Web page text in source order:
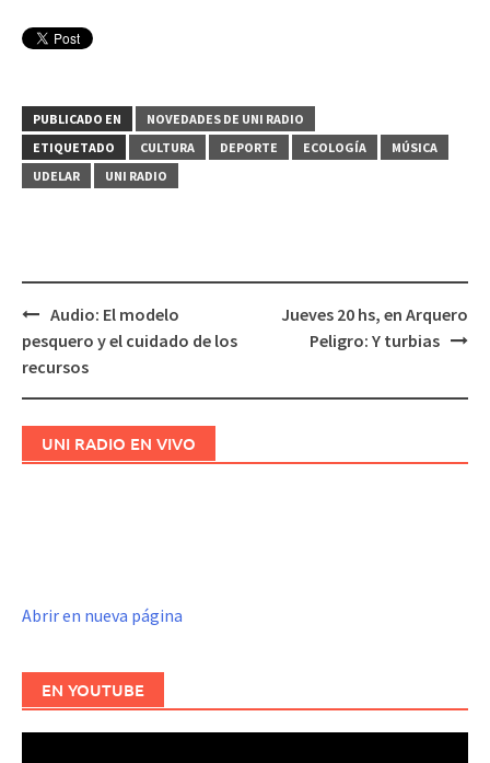
PUBLICADO EN
NOVEDADES DE UNI RADIO
ETIQUETADO
CULTURA DEPORTE ECOLOGÍA
MÚSICA
UDELAR
UNI RADIO
Navegación
de
Audio: El modelo
pesquero y el cuidado de los
recursos
Jueves 20 hs, en Arquero
Peligro: Y turbias
UNI RADIO EN VIVO
Abrir en nueva página
EN YOUTUBE